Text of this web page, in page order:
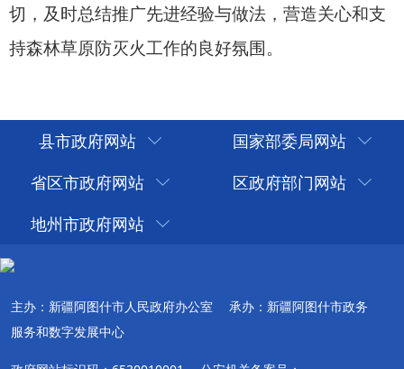
县市政府网站
国家部委局网站
省区市政府网站
区政府部门网站
地州市政府网站
主办：新疆阿图什市人民政府办公室
承办：新疆阿图什市政务
服务和数字发展中心